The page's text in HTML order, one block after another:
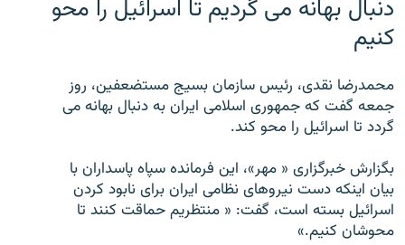
صفحه
جستجوبرنامه‌های رادیویی
چندرسانه‌ای
گزارش‌های ویدئویی
English
به ما بپیوندید
دنبال بهانه می گردیم تا اسرائيل را محو
کنیم
محمدرضا نقدی، رئيس سازمان بسيج مستضعفين، روز
جمعه گفت که جمهوری اسلامی ايران به دنبال بهانه می
گردد تا اسرائيل را محو کند.
بگزارش خبرگزاری « مهر»، اين فرمانده سپاه پاسداران با
بيان اينکه دست نيروهای نظامی ايران برای نابود کردن
اسرائيل بسته است، گفت: « منتظريم حماقت کنند تا
محوشان کنيم.»